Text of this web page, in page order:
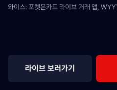
와이스: 포켓몬카드 라이브 거래 앱,
라이브 보러가기